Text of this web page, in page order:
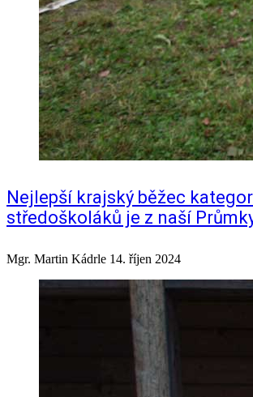
Nejlepší krajský běžec
středoškoláků je z naší
Mgr. Martin Kádrle 14. říjen 2024